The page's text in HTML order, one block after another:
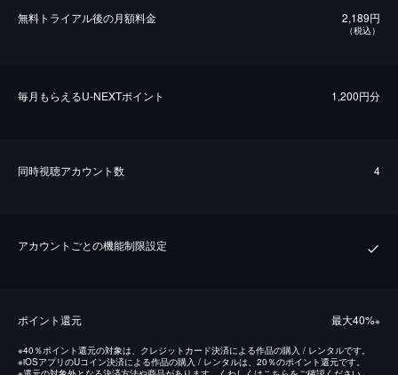
無料トライアル後の⽉額料金 2,189円
（税込）
毎⽉もらえるU-NEXTポイント 1,200円分
同時視聴アカウント数 4
アカウントごとの機能制限設定
ポイント還元 最⼤40%※
※40％ポイント還元の対象は、クレジットカード決済による作品の購入 / レンタルです。
※iOSアプリのUコイン決済による作品の購入 / レンタルは、20％のポイント還元です。